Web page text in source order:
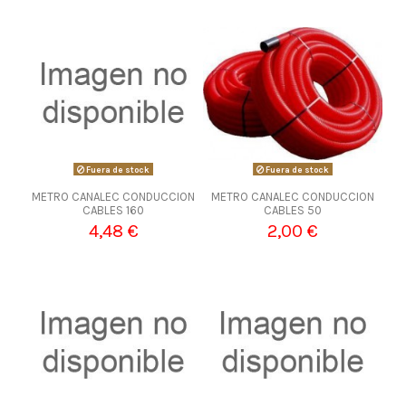
Fuera de stock
METRO CANALEC CONDUCCION
CABLES 160
4,48 €
Fuera de stock
METRO CANALEC CONDUCCION
CABLES 50
2,00 €